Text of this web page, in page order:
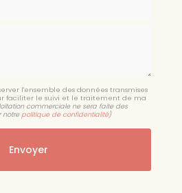
l'ensemble des données transmises
faciliter le suivi et le traitement de ma
commerciale ne sera faite des
notre politique de confidentialité)